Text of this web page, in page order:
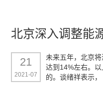
北京深入调整能
21
2021-07
未来五年，北京
达到14%左右。
的。谈绪祥表示